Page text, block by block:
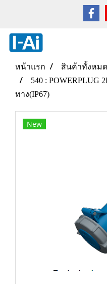
หน้าแรก สินค้าทั้งหมด
540 : POWERPLUG
ทาง(IP67)
New